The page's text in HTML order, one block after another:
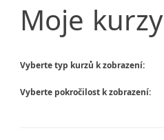
Moje kurzy
Vyberte typ kurzů k zobrazení:
Vyberte pokročilost k zobrazení: